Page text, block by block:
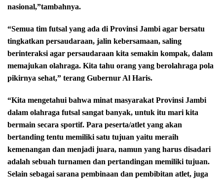
nasional,”tambahnya.
“Semua tim futsal yang ada di Provinsi Jambi agar bersatu
tingkatkan persaudaraan, jalin kebersamaan, saling
berinteraksi agar persaudaraan kita semakin kompak, dalam
memajukan olahraga. Kita tahu orang yang berolahraga pola
pikirnya sehat,” terang Gubernur Al Haris.
“Kita mengetahui bahwa minat masyarakat Provinsi Jambi
dalam olahraga futsal sangat banyak, untuk itu mari kita
bermain secara sportif. Para peserta/atlet yang akan
bertanding tentu memiliki satu tujuan yaitu meraih
kemenangan dan menjadi juara, namun yang harus disadari
adalah sebuah turnamen dan pertandingan memiliki tujuan.
Selain sebagai sarana pembinaan dan pembibitan atlet, juga